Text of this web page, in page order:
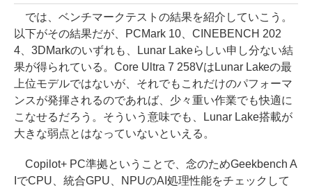
では、ベンチマークテストの結果を紹介していこう。
以下がその結果だが、PCMark 10、CINEBENCH 202
4、3DMarkのいずれも、Lunar Lakeらしい申し分ない結
果が得られている。Core Ultra 7 258VはLunar Lakeの最
上位モデルではないが、それでもこれだけのパフォーマ
ンスが発揮されるのであれば、少々重い作業でも快適に
こなせるだろう。そういう意味でも、Lunar Lake搭載が
大きな弱点とはなっていないといえる。
Copilot+ PC準拠ということで、念のためGeekbench A
IでCPU、統合GPU、NPUのAI処理性能をチェックして